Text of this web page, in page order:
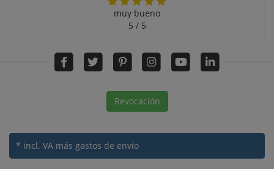
muy bueno
5 / 5
Revocación
* incl. VA más gastos de envío